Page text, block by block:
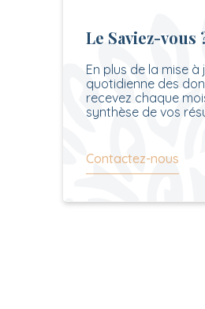
Le Saviez-vous
En plus de la mise à
quotidienne des
recevez chaque
synthèse de vos
Contactez-nous